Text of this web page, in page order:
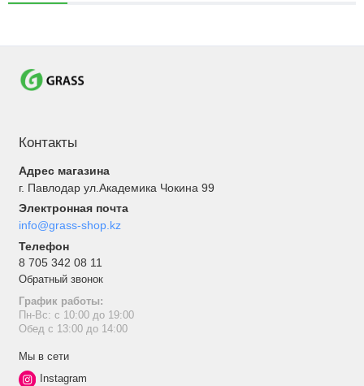
Контакты
Адрес магазина
г. Павлодар ул.Академика Чокина 99
Электронная почта
info@grass-shop.kz
Телефон
8 705 342 08 11
Обратный звонок
График работы:
Пн-Вс: с 10:00 до 19:00
Обед с 13:00 до 14:00
Мы в сети
Instagram